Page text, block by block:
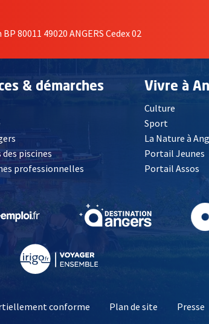
80011 49020 ANGERS Cedex 02
& démarches
, Ouvre une nouvelle fenêtre
piscines
professionnelles
Vivre à
Culture
Sport
La Nature à
Portail Jeunes
Portail Assos
fenêtre , Ouvre une nouvelle fenêtre , Ouvre une
conforme Plan de site Presse